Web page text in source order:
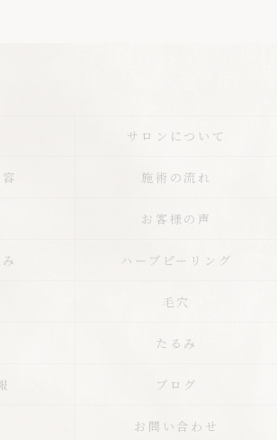
サロンについて
施術の流れ
お客様の声
ハーブピーリング
毛穴
たるみ
ブログ
お問い合わせ